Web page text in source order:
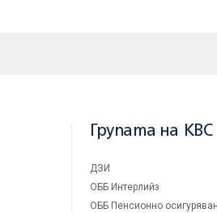
Групата на KBC
ДЗИ
ОББ Интерлийз
ОББ Пенсионно